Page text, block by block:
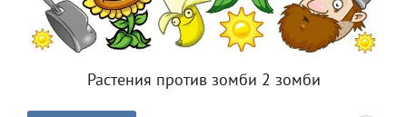
Растения против зомби 2 зомби